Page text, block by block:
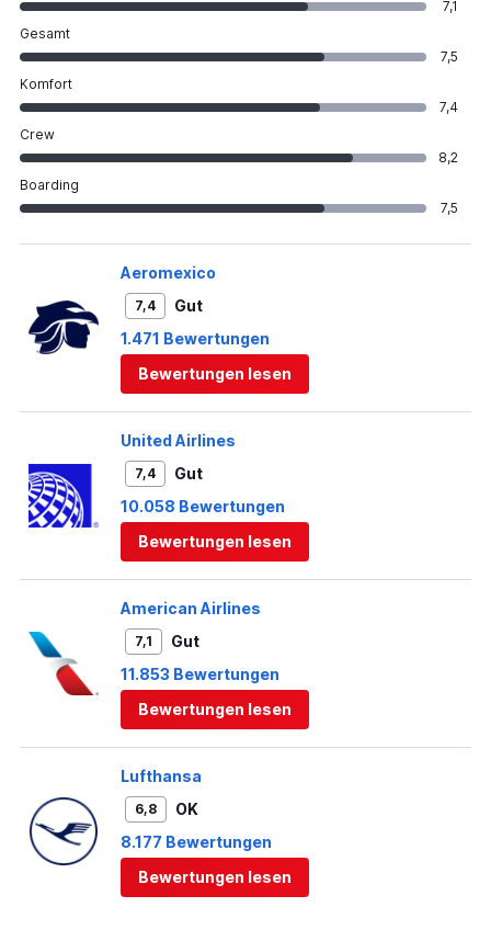
7,1
Gesamt
7,5
Komfort
7,4
Crew
8,2
Boarding
7,5
Aeromexico
7,4
Gut
1.471 Bewertungen
Bewertungen lesen
United Airlines
7,4
Gut
10.058 Bewertungen
Bewertungen lesen
American Airlines
7,1
Gut
11.853 Bewertungen
Bewertungen lesen
Lufthansa
6,8
OK
8.177 Bewertungen
Bewertungen lesen